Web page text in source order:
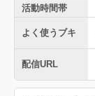
活動時間帯
よく使うブキ
配信URL